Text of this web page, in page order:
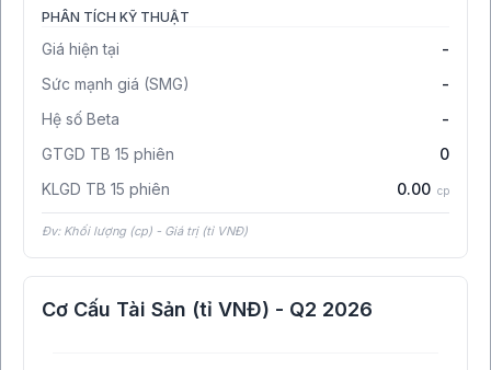
PHÂN TÍCH KỸ THUẬT
Giá hiện tại
-
Sức mạnh giá (SMG)
-
Hệ số Beta
-
GTGD TB 15 phiên
0
KLGD TB 15 phiên
0.00 cp
Đv: Khối lượng (cp) - Giá trị (tỉ VNĐ)
Cơ Cấu Tài Sản (tỉ VNĐ) - Q2 2026